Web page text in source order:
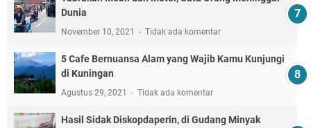
Dunia
November 10, 2021 Tidak ada komentar
5 Cafe Bernuansa Alam yang Wajib Kamu Kunjungi
di Kuningan
Agustus 29, 2021 Tidak ada komentar
Hasil Sidak Diskopdaperin, di Gudang Minyak